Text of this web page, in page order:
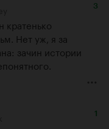
3
кратенько
Нет уж, я за
зачин истории
1